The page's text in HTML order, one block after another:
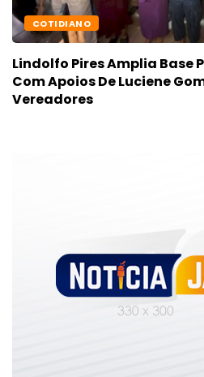
COTIDIANO
Lindolfo Pires Amplia Base
Com Apoios De Luciene
Vereadores